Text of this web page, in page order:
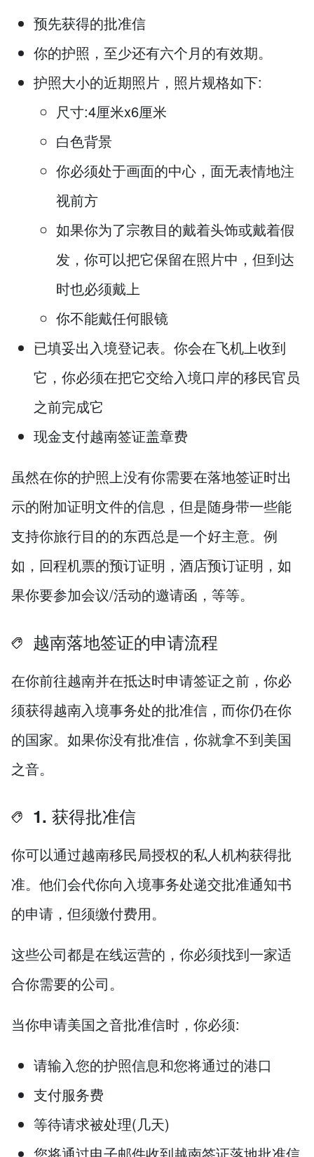
预先获得的批准信
你的护照，至少还有六个月的有效期。
护照大小的近期照片，照片规格如下:
尺寸:4厘米x6厘米
白色背景
你必须处于画面的中心，面无表情地注
视前方
如果你为了宗教目的戴着头饰或戴着假
发，你可以把它保留在照片中，但到达
时也必须戴上
你不能戴任何眼镜
已填妥出入境登记表。你会在飞机上收到
它，你必须在把它交给入境口岸的移民官员
之前完成它
现金支付越南签证盖章费
虽然在你的护照上没有你需要在落地签证时出
示的附加证明文件的信息，但是随身带一些能
支持你旅行目的的东西总是一个好主意。例
如，回程机票的预订证明，酒店预订证明，如
果你要参加会议/活动的邀请函，等等。
越南落地签证的申请流程
在你前往越南并在抵达时申请签证之前，你必
须获得越南入境事务处的批准信，而你仍在你
的国家。如果你没有批准信，你就拿不到美国
之音。
1. 获得批准信
你可以通过越南移民局授权的私人机构获得批
准。他们会代你向入境事务处递交批准通知书
的申请，但须缴付费用。
这些公司都是在线运营的，你必须找到一家适
合你需要的公司。
当你申请美国之音批准信时，你必须:
请输入您的护照信息和您将通过的港口
支付服务费
等待请求被处理(几天)